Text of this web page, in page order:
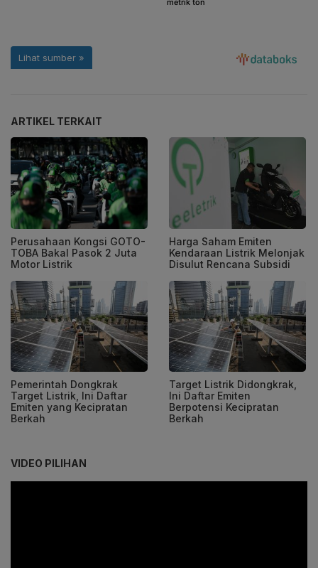
ARTIKEL TERKAIT
Perusahaan Kongsi GOTO-
TOBA Bakal Pasok 2 Juta
Motor Listrik
Harga Saham Emiten
Kendaraan Listrik Melonjak
Disulut Rencana Subsidi
Pemerintah Dongkrak
Target Listrik, Ini Daftar
Emiten yang Kecipratan
Berkah
Target Listrik Didongkrak,
Ini Daftar Emiten
Berpotensi Kecipratan
Berkah
VIDEO PILIHAN